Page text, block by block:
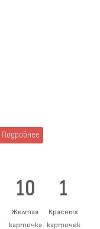
Подробнее
10
Желтая
карточка
1
Красных
карточек